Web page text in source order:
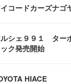
コードカーズナゴ
シェ９９１ ター
ク発売開始
HIACE